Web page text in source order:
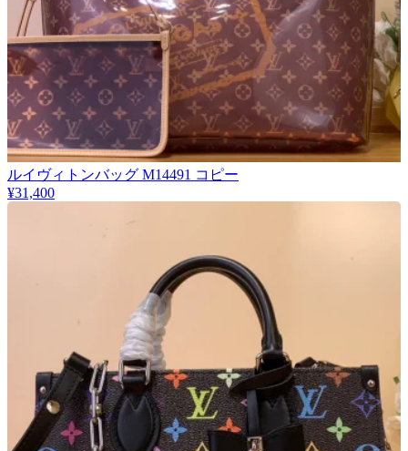
ルイヴィトンバッグ M14491 コピー
¥31,400